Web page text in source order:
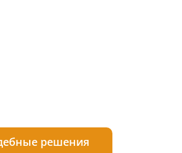
решения